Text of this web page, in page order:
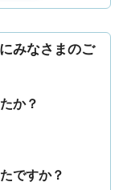
みなさまのご
か？
ですか？